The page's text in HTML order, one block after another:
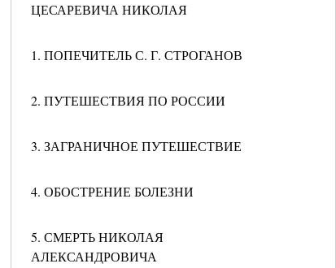
ЦЕСАРЕВИЧА НИКОЛАЯ
1. ПОПЕЧИТЕЛЬ С. Г. СТРОГАНОВ
2. ПУТЕШЕСТВИЯ ПО РОССИИ
3. ЗАГРАНИЧНОЕ ПУТЕШЕСТВИЕ
4. ОБОСТРЕНИЕ БОЛЕЗНИ
5. СМЕРТЬ НИКОЛАЯ
АЛЕКСАНДРОВИЧА